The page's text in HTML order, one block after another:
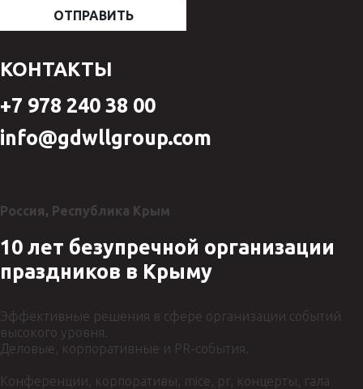
КОНТАКТЫ
+7 978 240 38 00
info@gdwllgroup.com
Россия, Республика Крым
10 лет безупречной организации
праздников в Крыму
Эффективные решения в сфере организации событий
высокого уровня.
Деловые, корпоративные и PR-события.
Конференции, корпоративы, mice, pr, концерты, гала